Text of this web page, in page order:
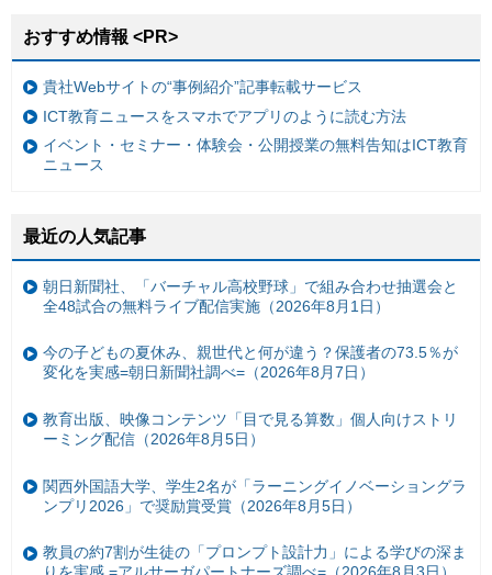
おすすめ情報 <PR>
貴社Webサイトの“事例紹介”記事転載サービス
ICT教育ニュースをスマホでアプリのように読む方法
イベント・セミナー・体験会・公開授業の無料告知はICT教育
ニュース
最近の人気記事
朝日新聞社、「バーチャル高校野球」で組み合わせ抽選会と
全48試合の無料ライブ配信実施（2026年8月1日）
今の子どもの夏休み、親世代と何が違う？保護者の73.5％が
変化を実感=朝日新聞社調べ=（2026年8月7日）
教育出版、映像コンテンツ「目で見る算数」個人向けストリ
ーミング配信（2026年8月5日）
関西外国語大学、学生2名が「ラーニングイノベーショングラ
ンプリ2026」で奨励賞受賞（2026年8月5日）
教員の約7割が生徒の「プロンプト設計力」による学びの深ま